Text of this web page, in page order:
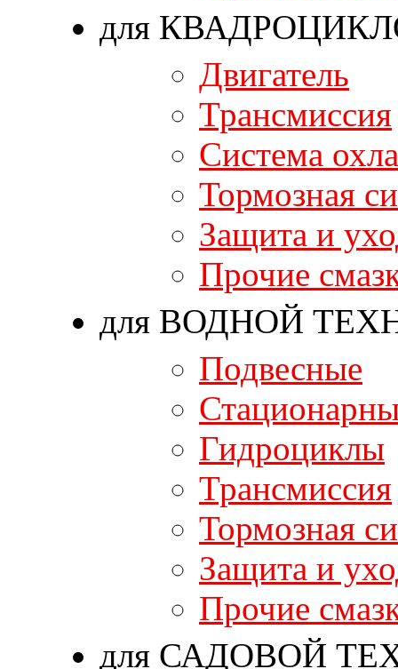
для
Двигатель
Трансмиссия
Система
Тормозная
Защита и
Прочие
для ВОДНОЙ
Подвесные
Гидроциклы
Трансмиссия
Тормозная
Защита и
Прочие
для САДОВОЙ